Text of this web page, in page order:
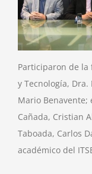
Participaron de la
y Tecnología,
Mario Benavente;
Cañada, Cristian
Taboada, Carlos
académico del